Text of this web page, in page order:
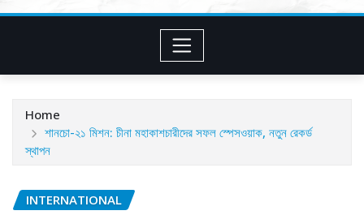
Home
শানচো-২১ মিশন: চীনা মহাকাশচারীদের সফল স্পেসওয়াক, নতুন রেকর্ড
স্থাপন
INTERNATIONAL